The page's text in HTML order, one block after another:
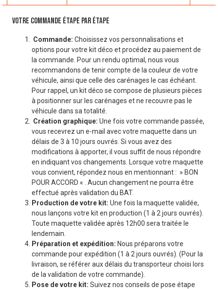
VOTRE COMMANDE ÉTAPE PAR ÉTAPE
Commande: Choisissez vos personnalisations et
options pour votre kit déco et procédez au paiement de
la commande. Pour un rendu optimal, nous vous
recommandons de tenir compte de la couleur de votre
véhicule, ainsi que celle des carénages le cas échéant.
Pour rappel, un kit déco se compose de plusieurs pièces
à positionner sur les carénages et ne recouvre pas le
véhicule dans sa totalité.
Création graphique: Une fois votre commande passée,
vous recevrez un e-mail avec votre maquette dans un
délais de 3 à 10 jours ouvrés. Si vous avez des
modifications à apporter, il vous suffit de nous répondre
en indiquant vos changements. Lorsque votre maquette
vous convient, répondez nous en mentionnant : » BON
POUR ACCORD « . Aucun changement ne pourra être
effectué après validation du BAT.
Production de votre kit: Une fois la maquette validée,
nous lançons votre kit en production (1 à 2 jours ouvrés).
Toute maquette validée après 12h00 sera traitée le
lendemain.
Préparation et expédition: Nous préparons votre
commande pour expédition (1 à 2 jours ouvrés). (Pour la
livraison, se référer aux délais du transporteur choisi lors
de la validation de votre commande).
Pose de votre kit: Suivez nos conseils de pose étape